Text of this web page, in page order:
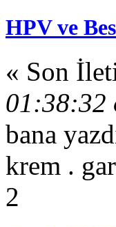
HPV ve
« Son
01:38:32
bana
krem .
2